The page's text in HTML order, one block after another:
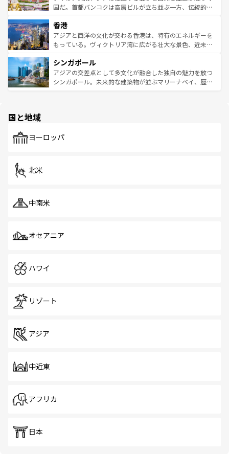
覧を参照してほしい。
醸し出している。また、バラエティの豊かさとおいしさで
とつ。フォーやバインミー、ベトナムコーヒーなどは、ぜ
ひ現地で味わいたい。どの地域を訪れてもあたたかい人々
が旅行者を迎えてくれるので、きっと忘れられない旅にな
参照してほしい。
国だ。首都バンコクは高層ビルが立ち並ぶ一方、伝統的な
の活気が交差している。北部ではチェンマイなどの山岳地
帯で自然と触れ合い、南部ではプーケットやクラビの美し
いビーチでリゾート気分を楽しむことができる。タイ料理
激する。気候は一年中温暖で、どの季節にも異なる楽しみ
が待っている。親しみやすいタイの人々、仏教を中心とし
た文化、そして多様な観光資源が、訪れる旅人を魅了し続
香港
アジアと西洋の文化が交わる香港は、特有のエネルギーを
もっている。ヴィクトリア湾に広がる壮大な景色、近未来
み、どこを訪れても感動するはず。観光スポットが密集し
ており、効率よく見どころを回れるのも魅力。息をのむよ
うな絶景から文化的な体験まで、香港を存分に楽しみ尽く
シンガポール
アジアの交差点として多文化が融合した独自の魅力を放つ
シンガポール。未来的な建築物が並ぶマリーナベイ、歴史
で、ホーカーズは地元の風情を楽しめる外せないスポット
国と地域
ヨーロッパ
北米
中南米
オセアニア
ハワイ
リゾート
アジア
中近東
アフリカ
日本